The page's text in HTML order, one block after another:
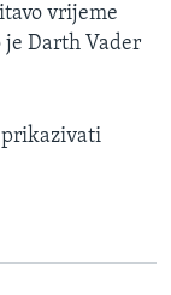
vrijeme
je Darth Vader
prikazivati